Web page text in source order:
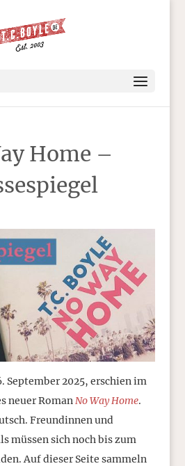
Home –
September 2025, erschien im
neuer Roman No Way Home.
Freundinnen und
müssen sich noch bis zum
Auf dieser Seite sammeln